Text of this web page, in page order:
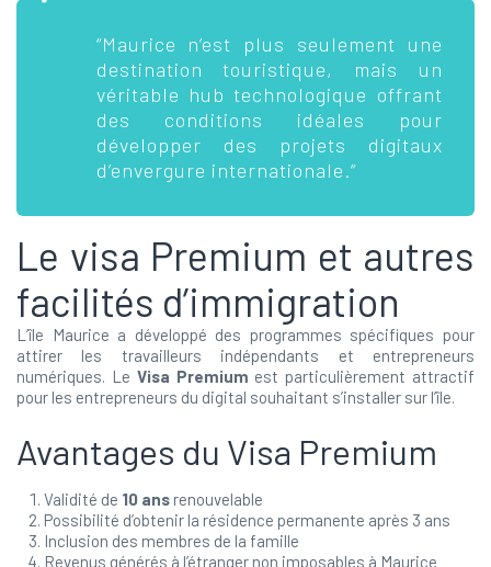
“Maurice n’est plus seulement une
destination touristique, mais un
véritable hub technologique offrant
des conditions idéales pour
développer des projets digitaux
d’envergure internationale.”
Le visa Premium et autres
facilités d’immigration
L’île Maurice a développé des programmes spécifiques pour
attirer les travailleurs indépendants et entrepreneurs
numériques. Le Visa Premium est particulièrement attractif
pour les entrepreneurs du digital souhaitant s’installer sur l’île.
Avantages du Visa Premium
Validité de 10 ans renouvelable
Possibilité d’obtenir la résidence permanente après 3 ans
Inclusion des membres de la famille
Revenus générés à l’étranger non imposables à Maurice